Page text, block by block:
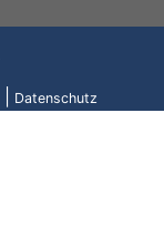
Datenschutz